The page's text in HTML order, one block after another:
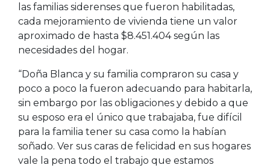
las familias siderenses que fueron habilitadas,
cada mejoramiento de vivienda tiene un valor
aproximado de hasta $8.451.404 según las
necesidades del hogar.
“Doña Blanca y su familia compraron su casa y
poco a poco la fueron adecuando para habitarla,
sin embargo por las obligaciones y debido a que
su esposo era el único que trabajaba, fue difícil
para la familia tener su casa como la habían
soñado. Ver sus caras de felicidad en sus hogares
vale la pena todo el trabajo que estamos